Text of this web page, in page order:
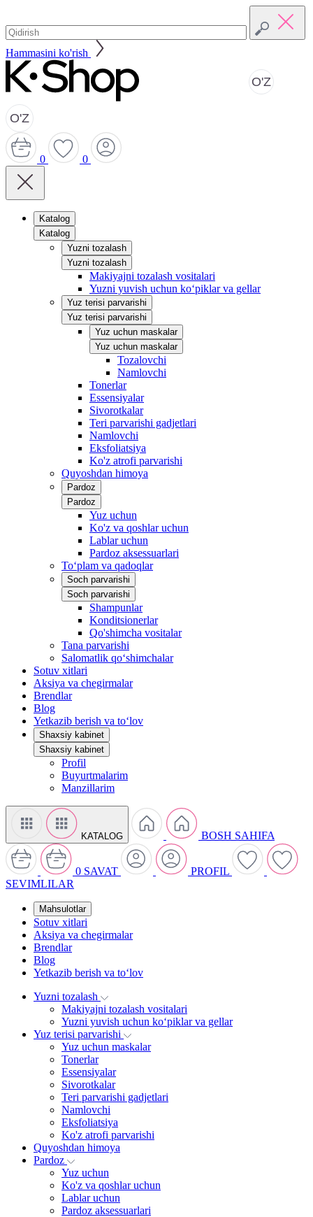
Hammasini ko'rish
O'Z
O'Z
0 0
Katalog
Katalog
Yuzni tozalash
Yuzni tozalash
Makiyajni tozalash vositalari
Yuzni yuvish uchun ko‘piklar va gellar
Yuz terisi parvarishi
Yuz terisi parvarishi
Yuz uchun maskalar
Yuz uchun maskalar
Tozalovchi
Namlovchi
Tonerlar
Essensiyalar
Sivorotkalar
Teri parvarishi gadjetlari
Namlovchi
Eksfoliatsiya
Ko'z atrofi parvarishi
Quyoshdan himoya
Pardoz
Pardoz
Yuz uchun
Ko'z va qoshlar uchun
Lablar uchun
Pardoz aksessuarlari
To‘plam va qadoqlar
Soch parvarishi
Soch parvarishi
Shampunlar
Konditsionerlar
Qo'shimcha vositalar
Tana parvarishi
Salomatlik qo‘shimchalar
Sotuv xitlari
Aksiya va chegirmalar
Brendlar
Blog
Yetkazib berish va to‘lov
Shaxsiy kabinet
Shaxsiy kabinet
Profil
Buyurtmalarim
Manzillarim
KATALOG BOSH SAHIFA
0 SAVAT
PROFIL
SEVIMLILAR
Mahsulotlar
Sotuv xitlari
Aksiya va chegirmalar
Brendlar
Blog
Yetkazib berish va to‘lov
Yuzni tozalash
Makiyajni tozalash vositalari
Yuzni yuvish uchun ko‘piklar va gellar
Yuz terisi parvarishi
Yuz uchun maskalar
Tonerlar
Essensiyalar
Sivorotkalar
Teri parvarishi gadjetlari
Namlovchi
Eksfoliatsiya
Ko'z atrofi parvarishi
Quyoshdan himoya
Pardoz
Yuz uchun
Ko'z va qoshlar uchun
Lablar uchun
Pardoz aksessuarlari